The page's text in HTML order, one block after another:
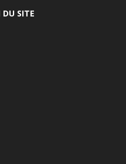
SITE